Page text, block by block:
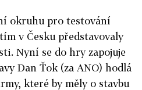
okruhu pro testování
v Česku představovaly
Nyní se do hry zapojuje
Dan Ťok (za ANO) hodlá
které by měly o stavbu